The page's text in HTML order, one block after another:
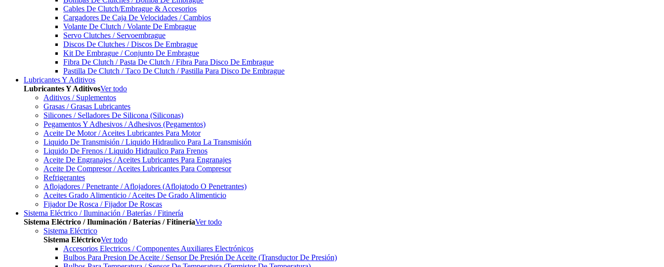
Cables De Clutch/Embrague & Accesorios
Cargadores De Caja De Velocidades / Cambios
Volante De Clutch / Volante De Embrague
Servo Clutches / Servoembrague
Discos De Clutches / Discos De Embrague
Kit De Embrague / Conjunto De Embrague
Fibra De Clutch / Pasta De Clutch / Fibra Para Disco De Embrague
Pastilla De Clutch / Taco De Clutch / Pastilla Para Disco De Embrague
Lubricantes Y Aditivos
Lubricantes Y AditivosVer todo
Aditivos / Suplementos
Grasas / Grasas Lubricantes
Silicones / Selladores De Silicona (Siliconas)
Pegamentos Y Adhesivos / Adhesivos (Pegamentos)
Aceite De Motor / Aceites Lubricantes Para Motor
Liquido De Transmisión / Liquido Hidraulico Para La Transmisión
Liquido De Frenos / Liquido Hidraulico Para Frenos
Aceite De Engranajes / Aceites Lubricantes Para Engranajes
Aceite De Compresor / Aceites Lubricantes Para Compresor
Refrigerantes
Aflojadores / Penetrante / Aflojadores (Aflojatodo O Penetrantes)
Aceites Grado Alimenticio / Aceites De Grado Alimenticio
Fijador De Rosca / Fijador De Roscas
Sistema Eléctrico / Iluminación / Baterías / Fitinería
Sistema Eléctrico / Iluminación / Baterías / FitineríaVer todo
Sistema Eléctrico
Sistema EléctricoVer todo
Accesorios Electricos / Componentes Auxiliares Electrónicos
Bulbos Para Presion De Aceite / Sensor De Presión De Aceite (Transductor De Presión)